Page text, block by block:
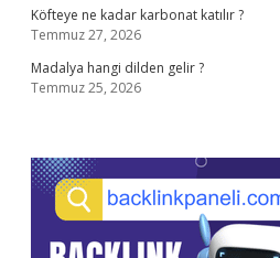
Köfteye ne kadar karbonat katılır ?
Temmuz 27, 2026
Madalya hangi dilden gelir ?
Temmuz 25, 2026